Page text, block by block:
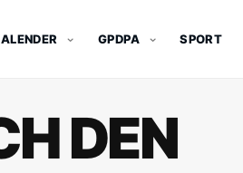
GPDPA SPORT
DEN